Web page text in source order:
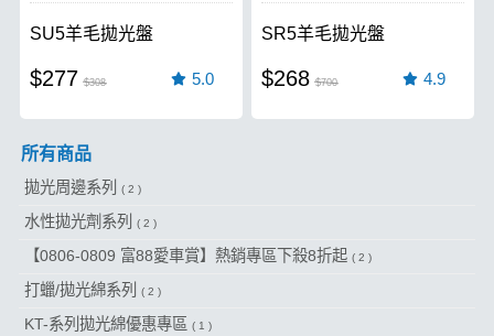
SU5羊毛拋光盤
$277 $308 5.0
SR5羊毛拋光盤
$268 $700 4.9
所有商品
拋光周邊系列 ( 2 )
水性拋光劑系列 ( 2 )
【0806-0809 富88愛車賞】熱銷專區下殺8折起 ( 2 )
打蠟/拋光綿系列 ( 2 )
KT-系列拋光綿優惠專區 ( 1 )